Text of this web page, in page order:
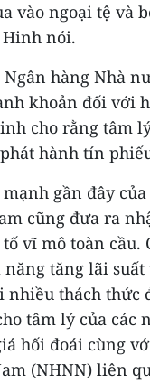
vào ngoại tệ và
nói.
hàng Nhà
khoản đối với
cho rằng tâm
hành tín
gần đây
cũng đưa ra
vĩ mô toàn
năng tăng lãi
nhiều thách
tâm lý của các
hối đoái cùng
(NHNN) liên